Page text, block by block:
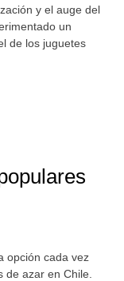
y el auge del
un
de los juguetes
opción cada vez
azar en Chile.